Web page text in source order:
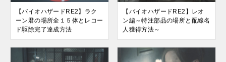
【バイオハザードRE2】ラク
ーン君の場所全１５体とレコー
ド駆除完了達成方法
【バイオハザードRE2】レオ
ン編～特注部品の場所と配線名
人獲得方法～